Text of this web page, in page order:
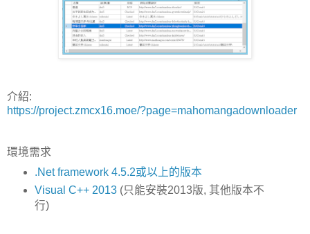
介紹:
https://project.zmcx16.moe/?page=mahomangadownloader
環境需求
.Net framework 4.5.2或以上的版本
Visual C++ 2013(只能安裝2013版, 其他版本不
行)